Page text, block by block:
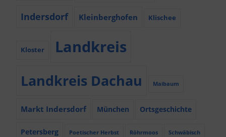
Indersdorf Kleinberghofen Klischee
Kloster Landkreis
Landkreis Dachau Maibaum
Markt Indersdorf München Ortsgeschichte
Petersberg Poetischer Herbst Röhrmoos Schwäbisch